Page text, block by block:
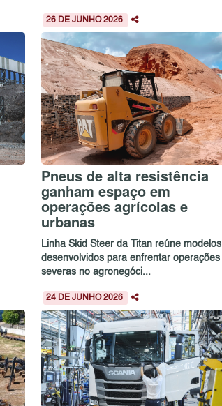
26 DE JUNHO 2026
Pneus de alta resistência
ganham espaço em
operações agrícolas e
urbanas
Linha Skid Steer da Titan reúne modelos
desenvolvidos para enfrentar operações
severas no agronegóci...
24 DE JUNHO 2026